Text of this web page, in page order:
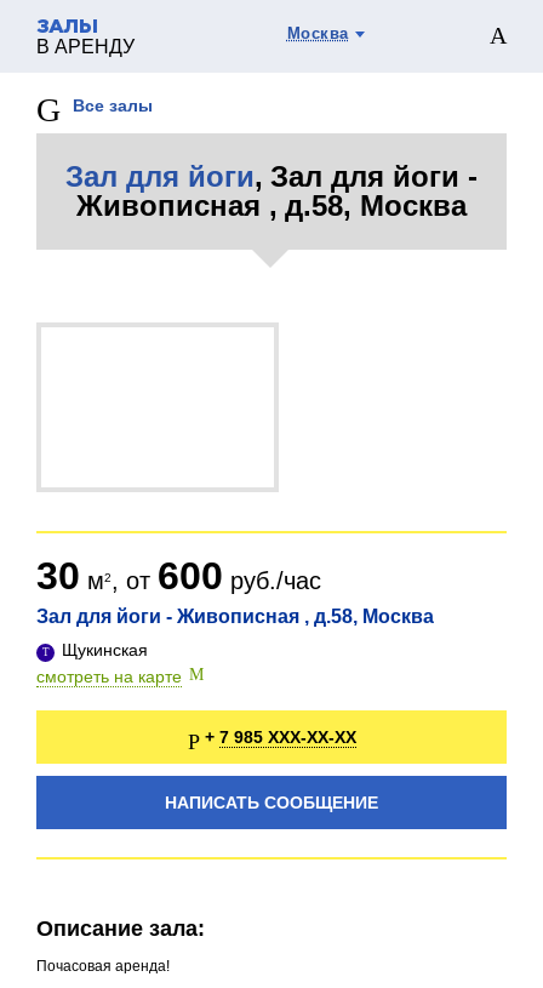
ЗАЛЫ
В АРЕНДУ
Москва
Все залы
Зал для йоги, Зал для йоги -
Живописная , д.58, Москва
Зал для йоги - Живописная , д.58, Москва
Щукинская
смотреть на карте
30 м , от 600 руб./час
+ 7 985 XXX-XX-XX
НАПИСАТЬ СООБЩЕНИЕ
Описание зала:
Почасовая аренда!